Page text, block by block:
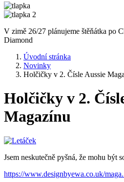
V zimě 26/27 plánujeme štěňátka po
Diamond
Úvodní stránka
Novinky
Holčičky v 2. Čísle Aussie
Holčičky v 2.
Magazínu
Jsem neskutečně pyšná, že mohu být
https://www.designbyewa.co.uk/